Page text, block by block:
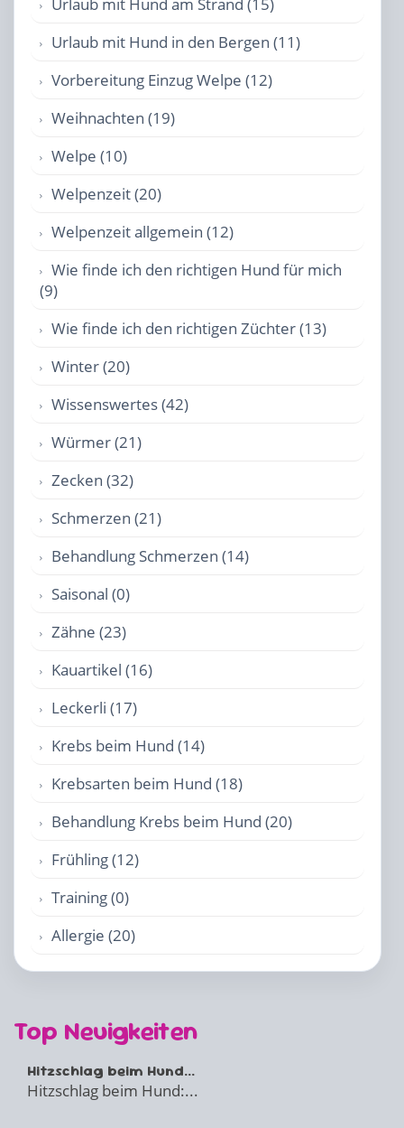
Urlaub mit Hund in den Bergen (11)
Vorbereitung Einzug Welpe (12)
Weihnachten (19)
Welpe (10)
Welpenzeit (20)
Welpenzeit allgemein (12)
Wie finde ich den richtigen Hund für mich
(9)
Wie finde ich den richtigen Züchter (13)
Winter (20)
Wissenswertes (42)
Würmer (21)
Zecken (32)
Schmerzen (21)
Behandlung Schmerzen (14)
Saisonal (0)
Zähne (23)
Kauartikel (16)
Leckerli (17)
Krebs beim Hund (14)
Krebsarten beim Hund (18)
Behandlung Krebs beim Hund (20)
Frühling (12)
Training (0)
Allergie (20)
Top Neuigkeiten
Hitzschlag beim Hund...
Hitzschlag beim Hund:...